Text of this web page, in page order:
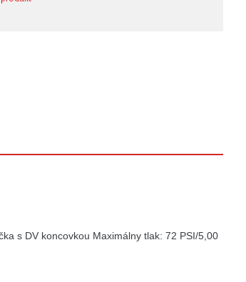
s DV koncovkou Maximálny tlak: 72 PSI/5,00